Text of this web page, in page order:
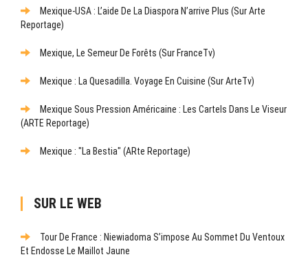
Mexique-USA : L’aide De La Diaspora N’arrive Plus (sur Arte
Reportage)
Mexique, Le Semeur De Forêts (sur FranceTv)
Mexique : La Quesadilla. Voyage En Cuisine (sur ArteTv)
Mexique Sous Pression Américaine : Les Cartels Dans Le Viseur
(ARTE Reportage)
Mexique : "La Bestia" (ARte Reportage)
SUR LE WEB
Tour De France : Niewiadoma S’impose Au Sommet Du Ventoux
Et Endosse Le Maillot Jaune